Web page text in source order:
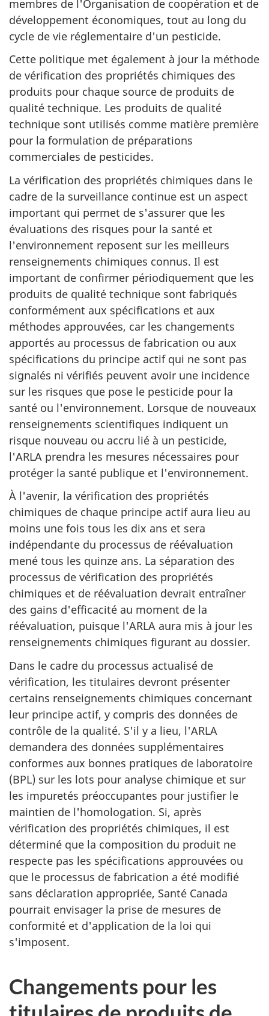
membres de l'Organisation de coopération et de
développement économiques, tout au long du
cycle de vie réglementaire d'un pesticide.
Cette politique met également à jour la méthode
de vérification des propriétés chimiques des
produits pour chaque source de produits de
qualité technique. Les produits de qualité
technique sont utilisés comme matière première
pour la formulation de préparations
commerciales de pesticides.
La vérification des propriétés chimiques dans le
cadre de la surveillance continue est un aspect
important qui permet de s'assurer que les
évaluations des risques pour la santé et
l'environnement reposent sur les meilleurs
renseignements chimiques connus. Il est
important de confirmer périodiquement que les
produits de qualité technique sont fabriqués
conformément aux spécifications et aux
méthodes approuvées, car les changements
apportés au processus de fabrication ou aux
spécifications du principe actif qui ne sont pas
signalés ni vérifiés peuvent avoir une incidence
sur les risques que pose le pesticide pour la
santé ou l'environnement. Lorsque de nouveaux
renseignements scientifiques indiquent un
risque nouveau ou accru lié à un pesticide,
l'ARLA prendra les mesures nécessaires pour
protéger la santé publique et l'environnement.
À l'avenir, la vérification des propriétés
chimiques de chaque principe actif aura lieu au
moins une fois tous les dix ans et sera
indépendante du processus de réévaluation
mené tous les quinze ans. La séparation des
processus de vérification des propriétés
chimiques et de réévaluation devrait entraîner
des gains d'efficacité au moment de la
réévaluation, puisque l'ARLA aura mis à jour les
renseignements chimiques figurant au dossier.
Dans le cadre du processus actualisé de
vérification, les titulaires devront présenter
certains renseignements chimiques concernant
leur principe actif, y compris des données de
contrôle de la qualité. S'il y a lieu, l'ARLA
demandera des données supplémentaires
conformes aux bonnes pratiques de laboratoire
(BPL) sur les lots pour analyse chimique et sur
les impuretés préoccupantes pour justifier le
maintien de l'homologation. Si, après
vérification des propriétés chimiques, il est
déterminé que la composition du produit ne
respecte pas les spécifications approuvées ou
que le processus de fabrication a été modifié
sans déclaration appropriée, Santé Canada
pourrait envisager la prise de mesures de
conformité et d'application de la loi qui
s'imposent.
Changements pour les